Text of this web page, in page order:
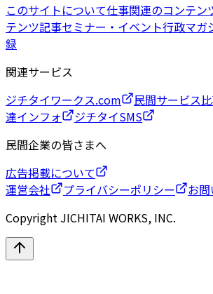
このサイトについて仕事関連のコンテン
テンツ記事セミナー・イベント行政マガ
録
関連サービス
ジチタイワークス.com
民間サービス
達インフォ
ジチタイSMS
民間企業の皆さまへ
広告掲載について
運営会社
プライバシーポリシー
お
Copyright JICHITAI WORKS, INC.